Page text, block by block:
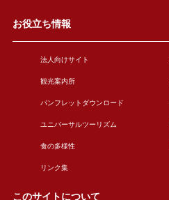
お役立ち情報
法人向けサイト
観光案内所
パンフレットダウンロード
ユニバーサルツーリズム
食の多様性
リンク集
このサイトについて